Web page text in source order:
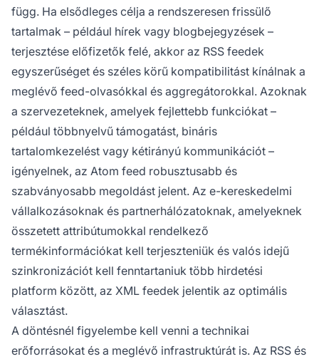
függ. Ha elsődleges célja a rendszeresen frissülő
tartalmak – például hírek vagy blogbejegyzések –
terjesztése előfizetők felé, akkor az RSS feedek
egyszerűséget és széles körű kompatibilitást kínálnak a
meglévő feed-olvasókkal és aggregátorokkal. Azoknak
a szervezeteknek, amelyek fejlettebb funkciókat –
például többnyelvű támogatást, bináris
tartalomkezelést vagy kétirányú kommunikációt –
igényelnek, az Atom feed robusztusabb és
szabványosabb megoldást jelent. Az e-kereskedelmi
vállalkozásoknak és partnerhálózatoknak, amelyeknek
összetett attribútumokkal rendelkező
termékinformációkat kell terjeszteniük és valós idejű
szinkronizációt kell fenntartaniuk több hirdetési
platform között, az XML feedek jelentik az optimális
választást.
A döntésnél figyelembe kell venni a technikai
erőforrásokat és a meglévő infrastruktúrát is. Az RSS és